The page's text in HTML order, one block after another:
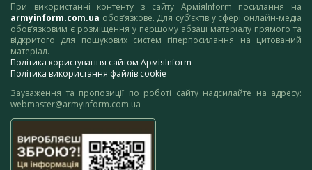
При використанні контенту з сайту АрміяInform посилання на
armyinform.com.ua обов’язкове. Для суб’єктів у сфері онлайн-медіа
обов’язковим є розміщення у першому абзаці матеріалу прямого та
відкритого для пошукових систем гіперпосилання на цитований
матеріал.
Політика користування сайтом АрміяInform
Політика використання файлів cookie
Зауваження та пропозиції по роботі сайту надсилайте на адресу:
webmaster@armyinform.com.ua